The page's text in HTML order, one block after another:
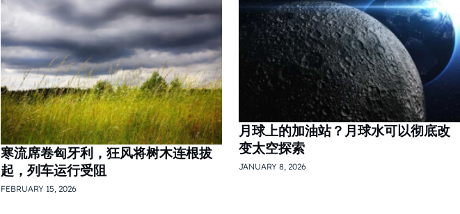
寒流席卷匈牙利，狂风将树木连根拔
起，列车运行受阻
FEBRUARY 15, 2026
月球上的加油站？月球水可以彻底改
变太空探索
JANUARY 8, 2026